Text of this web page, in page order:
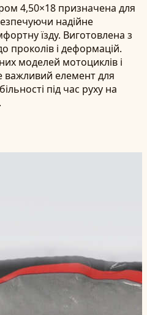
4,50×18 призначена для
надійне
їзду. Виготовлена з
проколів і деформацій.
моделей мотоциклів і
важливий елемент для
під час руху на